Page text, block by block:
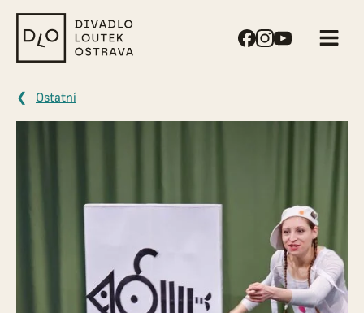
Divadlo
loutek
Ostatní